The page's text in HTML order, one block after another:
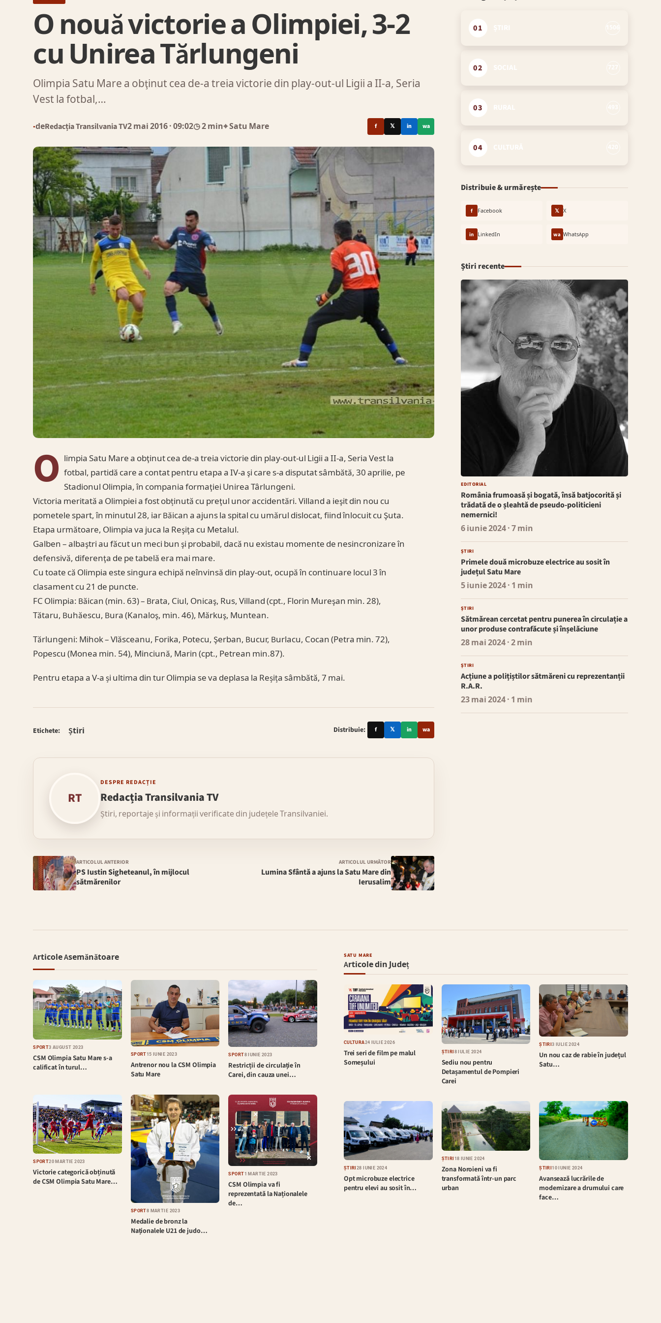
O nouă victorie a Olimpiei, 3-2
cu Unirea Tărlungeni
Olimpia Satu Mare a obţinut cea de-a treia victorie din play-out-ul Ligii a II-a, Seria
Vest la fotbal,…
●deRedacția Transilvania TV2 mai 2016· 09:02◷ 2 min⌖ Satu Mare f 𝕏 in wa
O limpia Satu Mare a obţinut cea de-a treia victorie din play-out-ul Ligii a II-a, Seria Vest la
fotbal, partidă care a contat pentru etapa a IV-a şi care s-a disputat sâmbătă, 30 aprilie, pe
Stadionul Olimpia, în compania formaţiei Unirea Târlungeni.
Victoria meritată a Olimpiei a fost obținută cu preţul unor accidentări. Villand a ieşit din nou cu
pometele spart, în minutul 28, iar Băican a ajuns la spital cu umărul dislocat, fiind înlocuit cu Şuta.
Etapa următoare, Olimpia va juca la Reşiţa cu Metalul.
Galben – albaştri au făcut un meci bun şi probabil, dacă nu existau momente de nesincronizare în
defensivă, diferenţa de pe tabelă era mai mare.
Cu toate că Olimpia este singura echipă neînvinsă din play-out, ocupă în continuare locul 3 în
clasament cu 21 de puncte.
FC Olimpia: Băican (min. 63) – Brata, Ciul, Onicaş, Rus, Villand (cpt., Florin Mureşan min. 28),
Tătaru, Buhăescu, Bura (Kanaloş, min. 46), Mărkuş, Muntean.
Tărlungeni: Mihok – Vlăsceanu, Forika, Potecu, Şerban, Bucur, Burlacu, Cocan (Petra min. 72),
Popescu (Monea min. 54), Minciună, Marin (cpt., Petrean min.87).
Pentru etapa a V-a și ultima din tur Olimpia se va deplasa la Reșița sâmbătă, 7 mai.
Etichete: Știri Distribuie: f 𝕏 in wa
RT
DESPRE REDACȚIE
Redacția Transilvania TV
Știri, reportaje și informații verificate din județele Transilvaniei.
ARTICOLUL ANTERIOR
PS Iustin Sigheteanul, în mijlocul
sătmărenilor
ARTICOLUL URMĂTOR
Lumina Sfântă a ajuns la Satu Mare din
Ierusalim
01
02
03
04
Distribuie & urmărește
f Facebook 𝕏 X
in LinkedIn wa WhatsApp
Știri recente
EDITORIAL
România frumoasă și bogată, însă batjocorită și
trădată de o șleahtă de pseudo-politicieni
nemernici!
6 iunie 2024· 7 min
ȘTIRI
Primele două microbuze electrice au sosit în
județul Satu Mare
5 iunie 2024· 1 min
ȘTIRI
Sătmărean cercetat pentru punerea în circulație a
unor produse contrafăcute și înșelăciune
28 mai 2024· 2 min
ȘTIRI
Acțiune a polițiștilor sătmăreni cu reprezentanții
R.A.R.
23 mai 2024· 1 min
Articole Asemănătoare
SPORT3 AUGUST 2023
CSM Olimpia Satu Mare s-a
calificat în turul…
SPORT15 IUNIE 2023
Antrenor nou la CSM Olimpia
Satu Mare
SPORT8 IUNIE 2023
Restricții de circulație în
Carei, din cauza unei…
SPORT20 MARTIE 2023
Victorie categorică obținută
de CSM Olimpia Satu Mare…
SPORT8 MARTIE 2023
Medalie de bronz la
Naționalele U21 de judo…
SPORT1 MARTIE 2023
CSM Olimpia va fi
reprezentată la Naționalele
de…
SATU MARE
Articole din Județ
CULTURĂ24 IULIE 2026
Trei seri de film pe malul
Someșului
ȘTIRI 8 IULIE 2024
Sediu nou pentru
Detașamentul de Pompieri
Carei
ȘTIRI3 IULIE 2024
Un nou caz de rabie în județul
Satu…
ȘTIRI 28 IUNIE 2024
Opt microbuze electrice
pentru elevi au sosit în…
ȘTIRI 18 IUNIE 2024
Zona Noroieni va fi
transformată într-un parc
urban
ȘTIRI10 IUNIE 2024
Avansează lucrările de
modernizare a drumului care
face…